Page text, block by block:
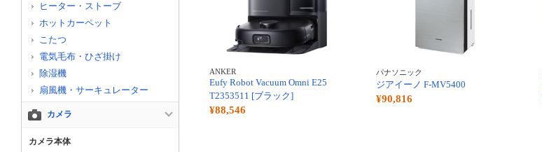
ANKER
Eufy Robot Vacuum Omni E25
T2353511 [ブラック]
¥88,546
パナソニック
ジアイーノ F-MV5400
¥90,816
ヒーター・ストーブ
ホットカーペット
こたつ
電気毛布・ひざ掛け
除湿機
扇風機・サーキュレーター
カメラ
カメラ本体